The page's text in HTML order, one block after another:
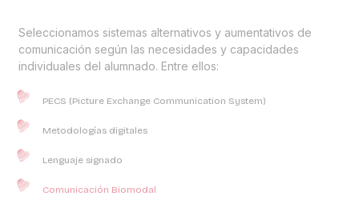
Seleccionamos sistemas alternativos y aumentativos de
comunicación según las necesidades y capacidades
individuales del alumnado. Entre ellos:
PECS (Picture Exchange Communication System)
Metodologías digitales
Lenguaje signado
Comunicación Biomodal